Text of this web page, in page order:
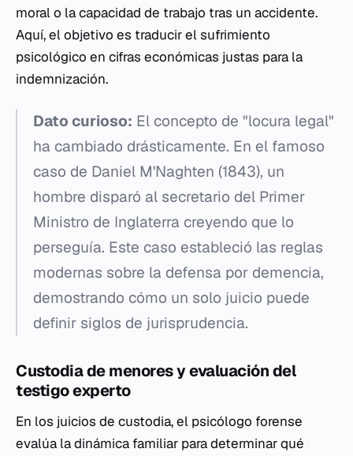
moralo lacapacidad de trabajo tras un accidente.
Aquí, el objetivo es traducir el sufrimiento
psicológico en cifras económicas justas para la
indemnización.
Dato curioso: El concepto de "locura legal"
ha cambiado drásticamente. En el famoso
caso de Daniel M'Naghten (1843), un
hombre disparó al secretario del Primer
Ministro de Inglaterra creyendo que lo
perseguía. Este caso estableció las reglas
modernas sobre la defensa por demencia,
demostrando cómo un solo juicio puede
definir siglos de jurisprudencia.
Custodia de menores y evaluación del
testigo experto
En los juicios de custodia, el psicólogo forense
evalúa la dinámica familiar para determinar qué